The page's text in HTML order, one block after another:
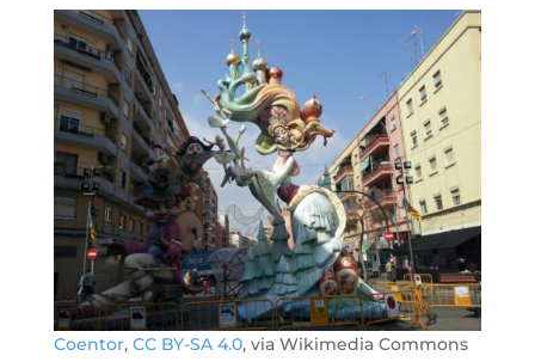
Coentor, CC BY-SA 4.0, via Wikimedia Commons